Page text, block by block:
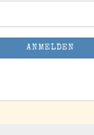
ANMELDEN